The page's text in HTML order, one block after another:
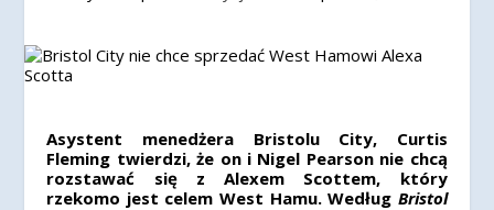
Asystent menedżera Bristolu City, Curtis
Fleming twierdzi, że on i Nigel Pearson nie chcą
rozstawać się z Alexem Scottem, który
rzekomo jest celem West Hamu. Według Bristol